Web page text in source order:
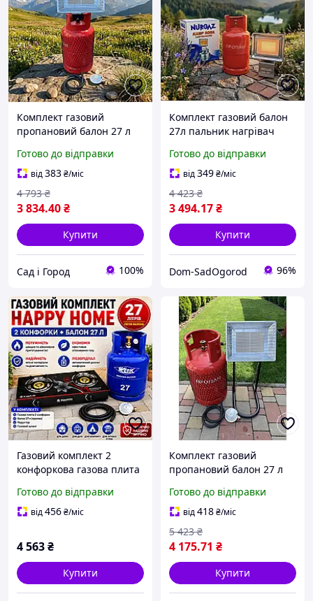
Комплект газовий
пропановий балон 27 л
NURGAZ NG-310
Готово до відправки
від383₴/міс
3 834.40₴
4 793 ₴
Купити
Сад і Город 100%
Комплект газовий балон
27л пальник нагрівач
Готово до відправки
від349₴/міс
3 494.17₴
4 423 ₴
Купити
Dom-SadOgorod 96%
Газовий комплект 2
конфоркова газова плита
балон 27 л (редуктор,
шланг)
Готово до відправки
від456₴/міс
4 563₴
Купити
Комплект газовий
пропановий балон 27 л
NURGAZ NG-310-P
Готово до відправки
від418₴/міс
4 175.71 ₴
5 423 ₴
Купити